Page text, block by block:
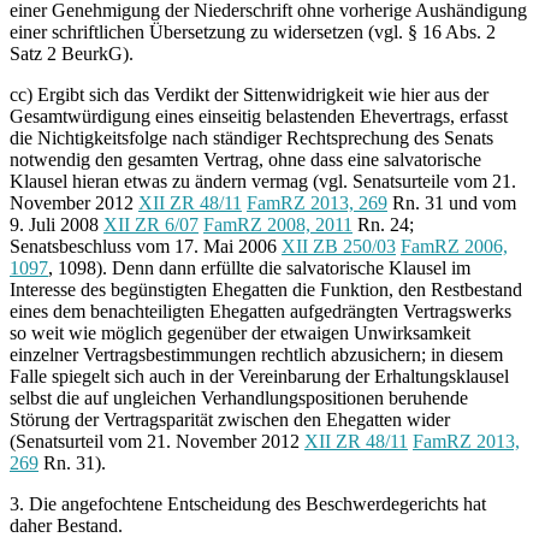
einer Genehmigung der Niederschrift ohne vorherige Aushändigung
einer schriftlichen Übersetzung zu widersetzen (vgl. § 16 Abs. 2
Satz 2 BeurkG).
cc) Ergibt sich das Verdikt der Sittenwidrigkeit wie hier aus der
Gesamtwürdigung eines einseitig belastenden Ehevertrags, erfasst
die Nichtigkeitsfolge nach ständiger Rechtsprechung des Senats
notwendig den gesamten Vertrag, ohne dass eine salvatorische
Klausel hieran etwas zu ändern vermag (vgl. Senatsurteile vom 21.
November 2012 XII ZR 48/11 FamRZ 2013, 269 Rn. 31 und vom
9. Juli 2008 XII ZR 6/07 FamRZ 2008, 2011 Rn. 24;
Senatsbeschluss vom 17. Mai 2006 XII ZB 250/03 FamRZ 2006,
1097, 1098). Denn dann erfüllte die salvatorische Klausel im
Interesse des begünstigten Ehegatten die Funktion, den Restbestand
eines dem benachteiligten Ehegatten aufgedrängten Vertragswerks
so weit wie möglich gegenüber der etwaigen Unwirksamkeit
einzelner Vertragsbestimmungen rechtlich abzusichern; in diesem
Falle spiegelt sich auch in der Vereinbarung der Erhaltungsklausel
selbst die auf ungleichen Verhandlungspositionen beruhende
Störung der Vertragsparität zwischen den Ehegatten wider
(Senatsurteil vom 21. November 2012 XII ZR 48/11 FamRZ 2013,
269 Rn. 31).
3. Die angefochtene Entscheidung des Beschwerdegerichts hat
daher Bestand.